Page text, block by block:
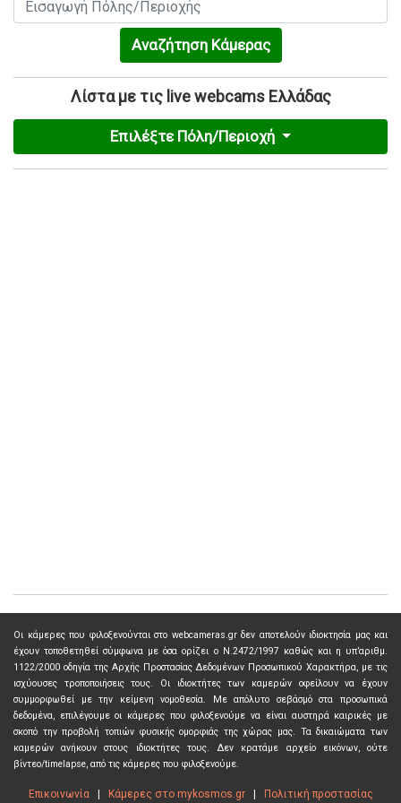
Αναζήτηση Κάμερας
Λίστα με τις live webcams Ελλάδας
Επιλέξτε Πόλη/Περιοχή
Οι κάμερες που φιλοξενούνται στο webcameras.gr δεν αποτελούν ιδιοκτησία μας και
έχουν τοποθετηθεί σύμφωνα με όσα ορίζει ο Ν.2472/1997 καθώς και η υπ’αριθμ.
1122/2000 οδηγία της Αρχής Προστασίας Δεδομένων Προσωπικού Χαρακτήρα, με τις
ισχύουσες τροποποιήσεις τους. Οι ιδιοκτήτες των καμερών οφείλουν να έχουν
συμμορφωθεί με την κείμενη νομοθεσία. Με απόλυτο σεβάσμό στα προσωπικά
δεδομένα, επιλέγουμε οι κάμερες που φιλοξενούμε να είναι αυστηρά καιρικές με
σκοπό την προβολή τοπιών φυσικής ομορφιάς της χώρας μας. Τα δικαιώματα των
καμερών ανήκουν στους ιδιοκτήτες τους. Δεν κρατάμε αρχείο εικόνων, ούτε
βίντεο/timelapse, από τις κάμερες που φιλοξενούμε.
Επικοινωνία| Κάμερες στο mykosmos.gr| Πολιτική προστασίας